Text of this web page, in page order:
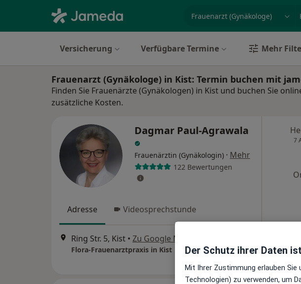
Versicherung Verfügbare Termine Mehr
Frauenarzt (Gynäkologe) in Kist: Termin buchen mit
Finden Sie Frauenärzte (Gynäkologen) in Kist und buchen Sie
zusätzliche Kosten.
Dagmar Paul-Agrawala
Frauenärztin (Gynäkologin) · Mehr
122 Bewertungen
Adresse Videosprechstunde
Ring Str. 5, Kist • Zu Google Maps
Flora-Frauenarztpraxis in Kist
7
Der Schutz ihrer Daten
Mit Ihrer Zustimmung erlauben Sie
Technologien) zu verwenden, um